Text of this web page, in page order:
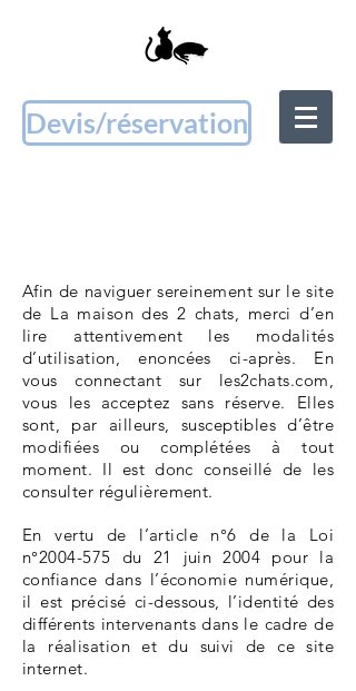
Devis/réservation
Afin de naviguer sereinement sur le site
de La maison des 2 chats, merci d’en
lire attentivement les modalités
d’utilisation, enoncées ci-après. En
vous connectant sur les2chats.com,
vous les acceptez sans réserve. Elles
sont, par ailleurs, susceptibles d’être
modifiées ou complétées à tout
moment. Il est donc conseillé de les
consulter régulièrement.
En vertu de l’article n°6 de la Loi
n°2004-575 du 21 juin 2004 pour la
confiance dans l’économie numérique,
il est précisé ci-dessous, l’identité des
différents intervenants dans le cadre de
la réalisation et du suivi de ce site
internet.